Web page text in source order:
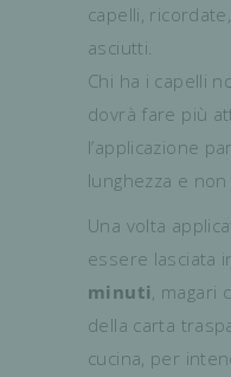
capelli,
asciutti.
Chi ha i capelli
dovrà fare più
l’applicazione
lunghezza e non
Una volta
essere lasciata
minuti ,
della carta
cucina, per